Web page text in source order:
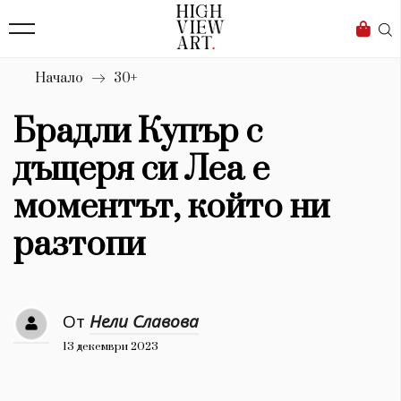
Бизнес
Мода
Dialogue
Изкуство
4340
Красота
777
Дизайн
1272
Начало 30+
Брадли Купър с
дъщеря си Леа е
моментът, който ни
разтопи
От Нели Славова
13 декември 2023